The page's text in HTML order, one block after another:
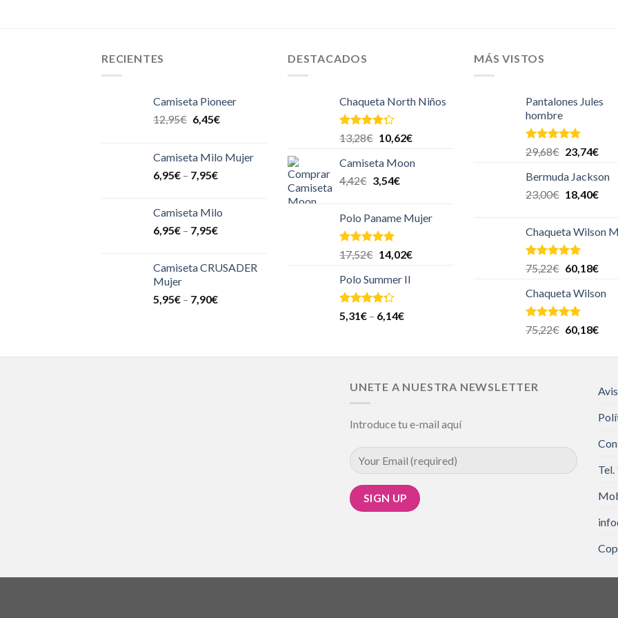
RECIENTES
Camiseta Pioneer
12,95€ 6,45€
Camiseta Milo Mujer
6,95€ – 7,95€
Camiseta Milo
6,95€ – 7,95€
Camiseta CRUSADER
Mujer
5,95€ – 7,90€
DESTACADOS
Chaqueta North Niños
Valorado
en
de 5
13,28€ 10,62€
Camiseta Moon
4,42€ 3,54€
Polo Paname Mujer
Valorado en
5.00
17,52€ 14,02€
Polo Summer II
Valorado
en
5,31€ – 6,14€
MÁS VISTOS
Pantalones Jules
hombre
Valorado en
5.00
29,68€ 23,74€
Bermuda Jackson
23,00€ 18,40€
Chaqueta Wilson
Valorado en
5.00
75,22€ 60,18€
Chaqueta Wilson
Valorado en
5.00
75,22€ 60,18€
UNETE A NUESTRA NEWSLETTER
Introduce tu e-mail aquí